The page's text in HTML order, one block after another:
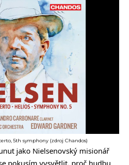
5th symphony (zdroj Chandos)
jako Nielsenovský misionář
pokusím vysvětlit, proč hudbu